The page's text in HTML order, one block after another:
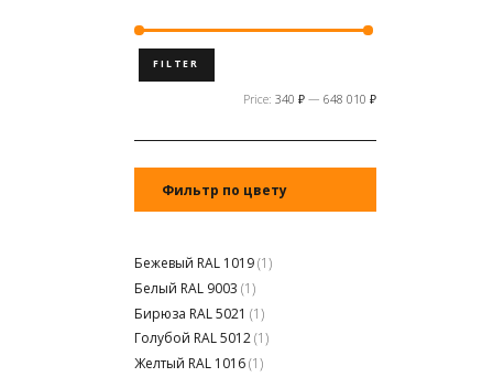
FILTER
Price: 340 ₽— 648 010 ₽
Фильтр по цвету
Бежевый RAL 1019 (1)
Белый RAL 9003 (1)
Бирюза RAL 5021 (1)
Голубой RAL 5012 (1)
Желтый RAL 1016 (1)